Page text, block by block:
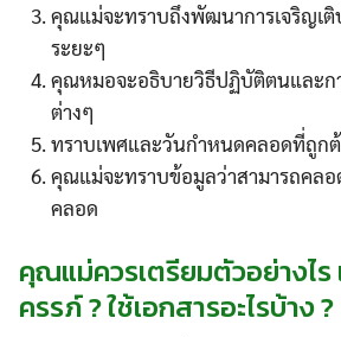
คุณแม่จะทราบถึงพัฒนาการเจริญเติ
ระยะๆ
คุณหมอจะอธิบายวิธีปฏิบัติตนและก
ต่างๆ
ทราบเพศและวันกำหนดคลอดที่ถูก
คุณแม่จะทราบข้อมูลว่าสามารถคลอ
คลอด
คุณแม่ควรเตรียมตัวอย่างไร
ครรภ์ ? ใช้เอกสารอะไรบ้าง ?